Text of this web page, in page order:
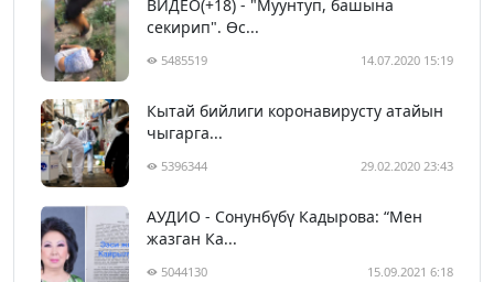
ВИДЕО(+18) - "Муунтуп, башына
секирип". Өс...
5485519 14.07.2020 15:19
Кытай бийлиги коронавирусту атайын
чыгарга...
5396344 29.02.2020 23:43
АУДИО - Сонунбүбү Кадырова: “Мен
жазган Ка...
5044130 15.09.2021 6:18